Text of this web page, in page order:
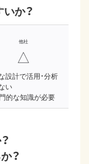
か？
△
設計で活用・分析
い
的な知識が必要
？